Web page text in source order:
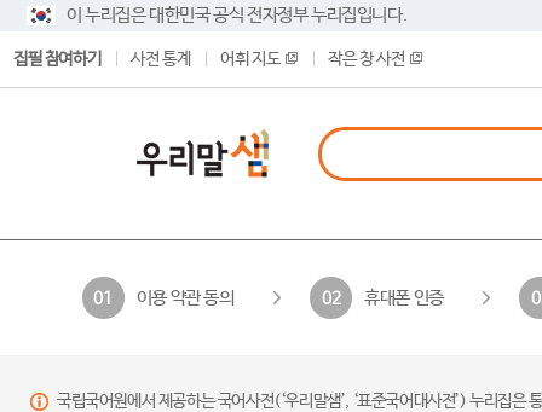
이 누리집은 대한민국 공식 전자정부 누리집입니다.
집필 참여하기 사전 통계 어휘 지도 작은 창 사전
01 이용 약관 동의 02 휴대폰 인증
국립국어원에서 제공하는 국어사전(‘우리말샘’, ‘표준국어대사전’) 누리집